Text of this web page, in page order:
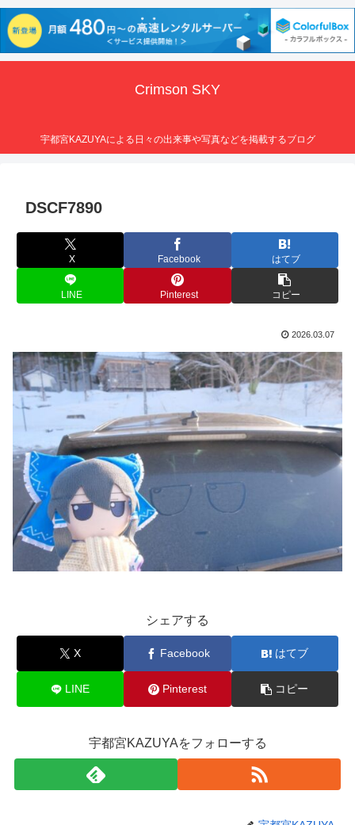
Crimson SKY
宇都宮KAZUYAによる日々の出来事や写真などを掲載するブログ
DSCF7890
X Facebook はてブ
LINE Pinterest コピー
2026.03.07
シェアする
X Facebook はてブ
LINE Pinterest コピー
宇都宮KAZUYAをフォローする